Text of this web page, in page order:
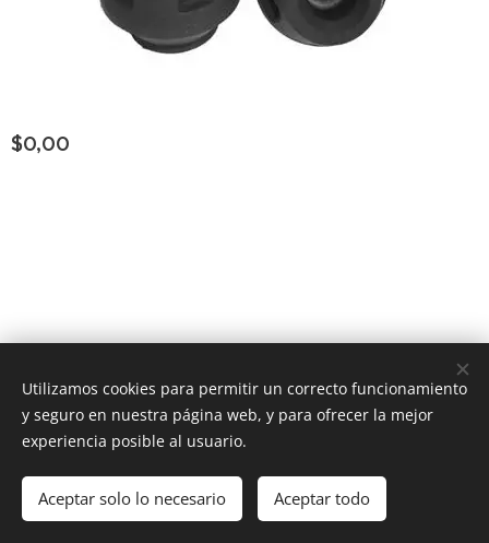
$0,00
Añadir a la cesta
Consultar Group ®Todoslos derechos reservados
Powered byWebnode Cookies
Utilizamos cookies para permitir un correcto funcionamiento
y seguro en nuestra página web, y para ofrecer la mejor
experiencia posible al usuario.
Aceptar solo lo necesario Aceptar todo